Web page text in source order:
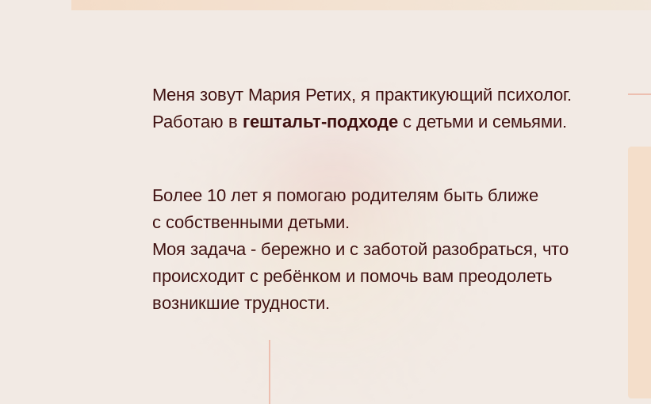
Меня зовут Мария Ретих, я практикующий психолог.
Работаю в гештальт-подходе с детьми и семьями.
Более 10 лет я помогаю родителям быть ближе
с собственными детьми.
Моя задача - бережно и с заботой разобраться, что
происходит с ребёнком и помочь вам преодолеть
возникшие трудности.